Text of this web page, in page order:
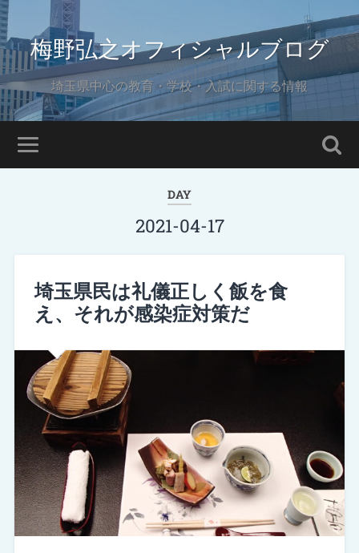
梅野弘之オフィシャルブログ
埼玉県中心の教育・学校・入試に関する情報
DAY
2021-04-17
埼玉県民は礼儀正しく飯を食
え、それが感染症対策だ